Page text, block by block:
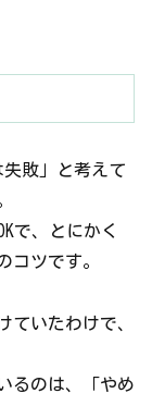
失敗」と考えて
で、とにかく
コツです。
ていたわけで、
るのは、「やめ